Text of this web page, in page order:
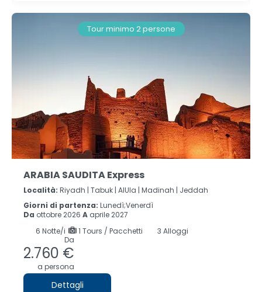
Tour minimo 2 persone
ARABIA SAUDITA Express
Località: Riyadh | Tabuk | AlUla | Madinah | Jeddah
Giorni di partenza: Lunedì;Venerdì
Da ottobre 2026 A aprile 2027
6 Notte/i 1 Tours / Pacchetti
3 Alloggi
Da
2.760 €
a persona
Dettagli